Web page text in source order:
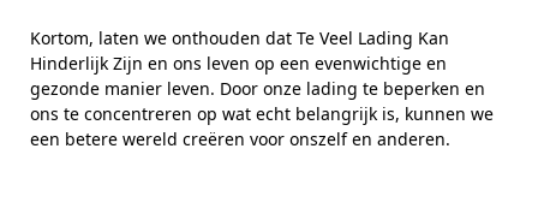
Kortom, laten we onthouden dat Te Veel Lading Kan
Hinderlijk Zijn en ons leven op een evenwichtige en
gezonde manier leven. Door onze lading te beperken en
ons te concentreren op wat echt belangrijk is, kunnen we
een betere wereld creëren voor onszelf en anderen.